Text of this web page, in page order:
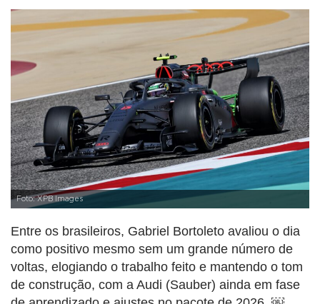
Foto: XPB Images
Entre os brasileiros, Gabriel Bortoleto avaliou o dia
como positivo mesmo sem um grande número de
voltas, elogiando o trabalho feito e mantendo o tom
de construção, com a Audi (Sauber) ainda em fase